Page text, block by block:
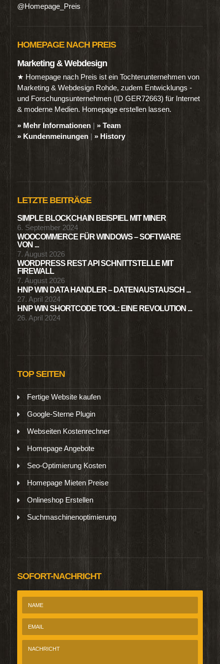
@Homepage_Preis
HOMEPAGE NACH PREIS
Marketing & Webdesign
★ Homepage nach Preis ist ein Tochterunternehmen von
Marketing & Webdesign Rohde, zudem Entwicklungs -
und Forschungsunternehmen (ID GER72663) für Internet
& moderne Medien. Homepage erstellen lassen.
» Mehr Informationen | » Team
» Kundenmeinungen | » History
LETZTE BEITRÄGE
SIMPLE BLOCKCHAIN BEISPIEL MIT MINER
6. September 2024
WOOCOMMERCE FÜR WINDOWS – SOFTWARE
VON ...
7. August 2026
WORDPRESS REST API SCHNITTSTELLE MIT
FIREWALL
7. August 2026
HNP WIN DATA HANDLER – DATENAUSTAUSCH ...
27. April 2024
HNP WIN SHORTCODE TOOL: EINE REVOLUTION ...
26. April 2024
TOP SEITEN
Fertige Website kaufen
Google-Sterne Plugin
Webseiten Kostenrechner
Homepage Angebote
Seo-Optimierung Kosten
Homepage Mieten Preise
Onlineshop Erstellen
Suchmaschinenoptimierung
SOFORT-NACHRICHT